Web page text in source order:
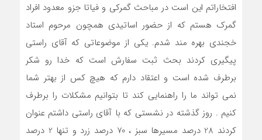
افتخاراتم این است در مباحث گمرکی و فیاتا جزو معدود افراد
گمرک هستم که از حضور اساتیدی همچون مرحوم استاد
خجندی بهره مند شدم. یکی از موضوعاتی که آقای راستی
پیگیری کردند بحث ثبت سفارش است که خدا رو شکر
برطرف شده است و اعتقاد دارم که هیچ کس از بهتر شما
نمی تواند ما را راهنمایی کند تا بتوانیم مشکلات را برطرف
کنیم . روز گذشته در نشستی که با آقای راستی داشتم عنوان
کردند 28 درصد مسیرها سبز ، 70 درصد زرد و تنها 2 درصد